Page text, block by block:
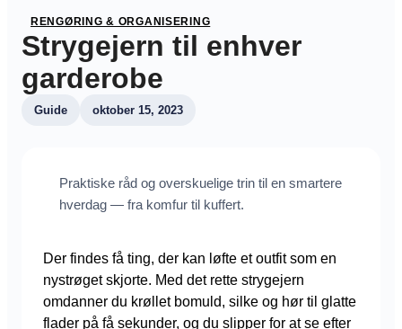
RENGØRING & ORGANISERING
Strygejern til enhver
garderobe
Guide oktober 15, 2023
Praktiske råd og overskuelige trin til en smartere
hverdag — fra komfur til kuffert.
Der findes få ting, der kan løfte et outfit som en
nystrøget skjorte. Med det rette strygejern
omdanner du krøllet bomuld, silke og hør til glatte
flader på få sekunder, og du slipper for at se efter